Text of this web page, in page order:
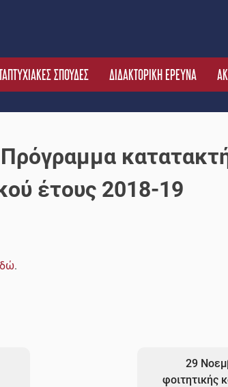
ΣΠΟΥΔΕΣ ΔΙΔΑΚΤΟΡΙΚΗ ΕΡΕΥΝΑ
έτους 2018-19
.
29
φοιτητικής